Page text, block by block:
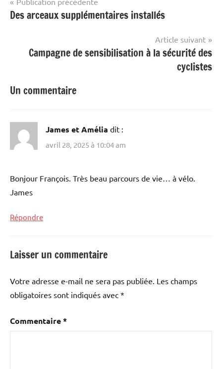
de
Des arceaux supplémentaires installés
Article suivant
Campagne de sensibilisation à la sécurité des
cyclistes
Un commentaire
James et Amélia dit :
avril 28, 2025 à 10:04 am
Bonjour François. Très beau parcours de vie… à vélo.
James
Répondre
Laisser un commentaire
Votre adresse e-mail ne sera pas publiée. Les champs
obligatoires sont indiqués avec *
Commentaire*